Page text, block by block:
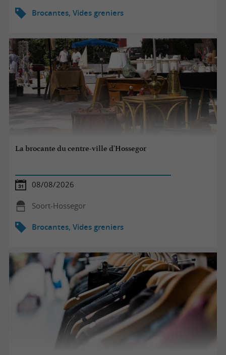
Brocantes, Vides greniers
La brocante du centre-ville d'Hossegor
08/08/2026
Soort-Hossegor
Brocantes, Vides greniers